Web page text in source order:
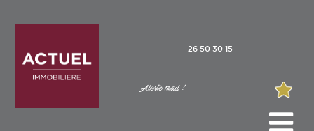
26 50 30 15
Alerte mail !